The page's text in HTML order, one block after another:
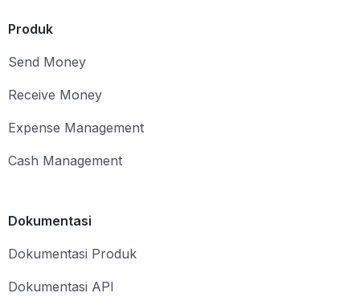
Produk
Send Money
Receive Money
Expense Management
Cash Management
Dokumentasi
Dokumentasi Produk
Dokumentasi API